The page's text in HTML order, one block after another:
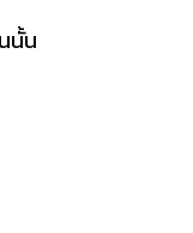
นั้น